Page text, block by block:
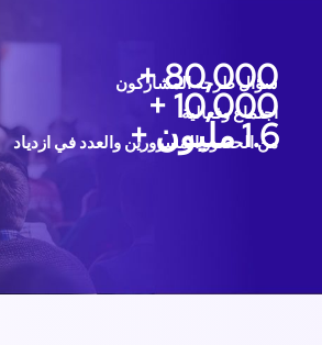
80,000 +
سؤال طرحه المشاركون
10,000 +
اجتماع وفعالية
1.6 مليون +
من الحضور المسرورين والعدد في ازدياد